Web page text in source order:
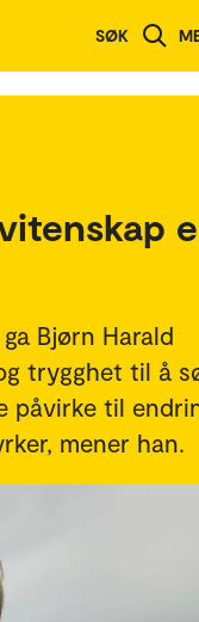
SØK
Bjørn Harald
trygghet til å
påvirke til
mener han.